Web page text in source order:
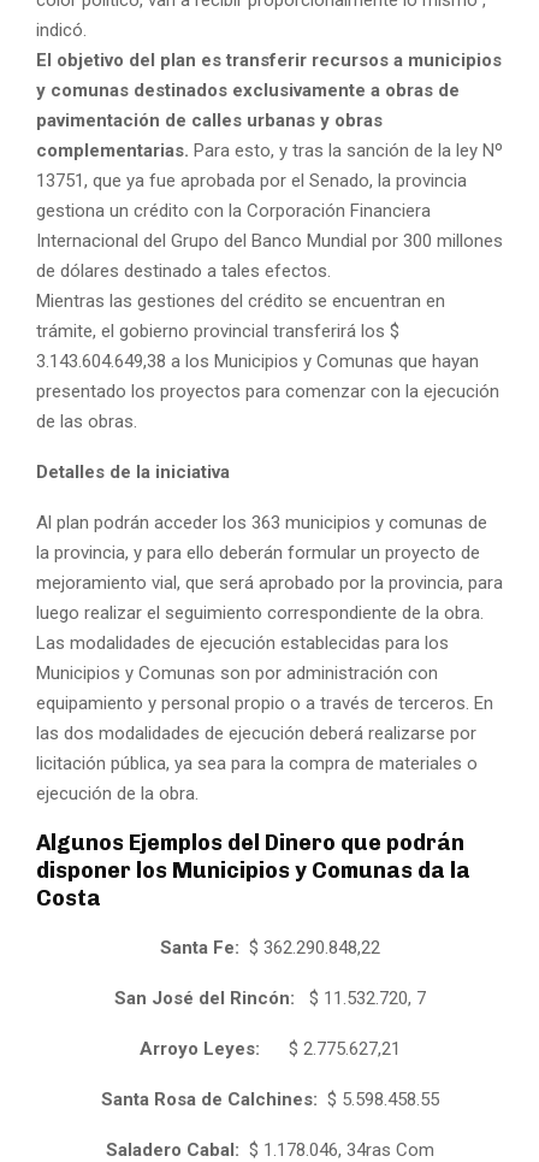
indicó.
El objetivo del plan es transferir recursos a municipios
y comunas destinados exclusivamente a obras de
pavimentación de calles urbanas y obras
complementarias. Para esto, y tras la sanción de la ley Nº
13751, que ya fue aprobada por el Senado, la provincia
gestiona un crédito con la Corporación Financiera
Internacional del Grupo del Banco Mundial por 300 millones
de dólares destinado a tales efectos.
Mientras las gestiones del crédito se encuentran en
trámite, el gobierno provincial transferirá los $
3.143.604.649,38 a los Municipios y Comunas que hayan
presentado los proyectos para comenzar con la ejecución
de las obras.
Detalles de la iniciativa
Al plan podrán acceder los 363 municipios y comunas de
la provincia, y para ello deberán formular un proyecto de
mejoramiento vial, que será aprobado por la provincia, para
luego realizar el seguimiento correspondiente de la obra.
Las modalidades de ejecución establecidas para los
Municipios y Comunas son por administración con
equipamiento y personal propio o a través de terceros. En
las dos modalidades de ejecución deberá realizarse por
licitación pública, ya sea para la compra de materiales o
ejecución de la obra.
Algunos Ejemplos del Dinero que podrán
disponer los Municipios y Comunas da la
Costa
Santa Fe: $ 362.290.848,22
San José del Rincón: $ 11.532.720, 7
Arroyo Leyes: $ 2.775.627,21
Santa Rosa de Calchines: $ 5.598.458.55
Saladero Cabal: $ 1.178.046, 34ras Com